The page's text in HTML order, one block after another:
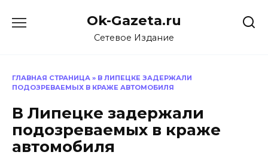
Ok-Gazeta.ru
Сетевое Издание
ГЛАВНАЯ СТРАНИЦА » В ЛИПЕЦКЕ ЗАДЕРЖАЛИ
ПОДОЗРЕВАЕМЫХ В КРАЖЕ АВТОМОБИЛЯ
В Липецке задержали
подозреваемых в краже
автомобиля